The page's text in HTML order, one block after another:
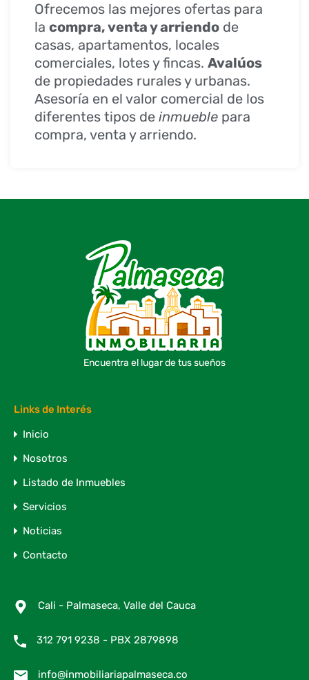
Ofrecemos las mejores ofertas para
la compra, venta y arriendo de
casas, apartamentos, locales
comerciales, lotes y fincas. Avalúos
de propiedades rurales y urbanas.
Asesoría en el valor comercial de los
diferentes tipos de inmueble para
compra, venta y arriendo.
Encuentra el lugar de tus sueños
Links de Interés
Inicio
Nosotros
Listado de Inmuebles
Servicios
Noticias
Contacto
Cali - Palmaseca, Valle del Cauca
312 791 9238 - PBX 2879898
info@inmobiliariapalmaseca.co